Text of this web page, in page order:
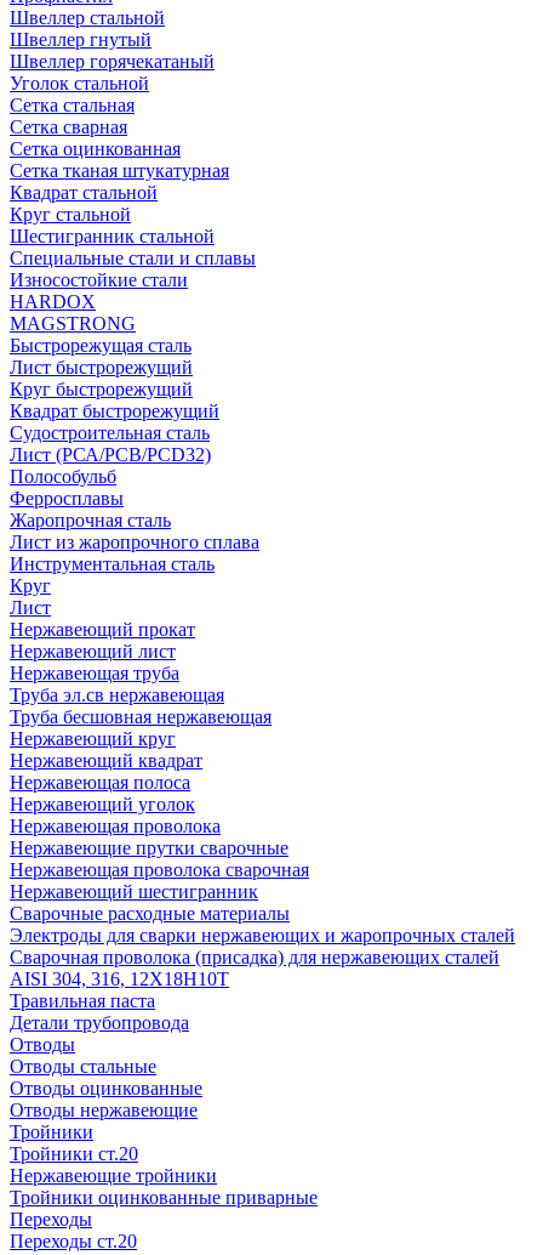
Швеллер стальной
Швеллер гнутый
Швеллер горячекатаный
Уголок стальной
Сетка стальная
Сетка сварная
Сетка оцинкованная
Сетка тканая штукатурная
Квадрат стальной
Круг стальной
Шестигранник стальной
Специальные стали и сплавы
Износостойкие стали
HARDOX
MAGSTRONG
Быстрорежущая сталь
Лист быстрорежущий
Круг быстрорежущий
Квадрат быстрорежущий
Судостроительная сталь
Лист (РСА/РСВ/РСD32)
Полособульб
Ферросплавы
Жаропрочная сталь
Лист из жаропрочного сплава
Инструментальная сталь
Круг
Лист
Нержавеющий прокат
Нержавеющий лист
Нержавеющая труба
Труба эл.св нержавеющая
Труба бесшовная нержавеющая
Нержавеющий круг
Нержавеющий квадрат
Нержавеющая полоса
Нержавеющий уголок
Нержавеющая проволока
Нержавеющие прутки сварочные
Нержавеющая проволока сварочная
Нержавеющий шестигранник
Сварочные расходные материалы
Электроды для сварки нержавеющих и жаропрочных сталей
Сварочная проволока (присадка) для нержавеющих сталей
AISI 304, 316, 12Х18Н10Т
Травильная паста
Детали трубопровода
Отводы
Отводы стальные
Отводы оцинкованные
Отводы нержавеющие
Тройники
Тройники ст.20
Нержавеющие тройники
Тройники оцинкованные приварные
Переходы
Переходы ст.20